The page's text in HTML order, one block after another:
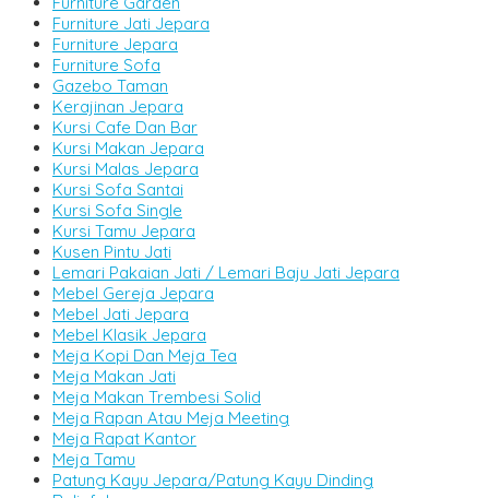
Furniture Jati Jepara
Furniture Jepara
Furniture Sofa
Gazebo Taman
Kerajinan Jepara
Kursi Cafe Dan Bar
Kursi Makan Jepara
Kursi Malas Jepara
Kursi Sofa Santai
Kursi Sofa Single
Kursi Tamu Jepara
Kusen Pintu Jati
Lemari Pakaian Jati / Lemari Baju Jati Jepara
Mebel Gereja Jepara
Mebel Jati Jepara
Mebel Klasik Jepara
Meja Kopi Dan Meja Tea
Meja Makan Jati
Meja Makan Trembesi Solid
Meja Rapan Atau Meja Meeting
Meja Rapat Kantor
Meja Tamu
Patung Kayu Jepara/Patung Kayu Dinding